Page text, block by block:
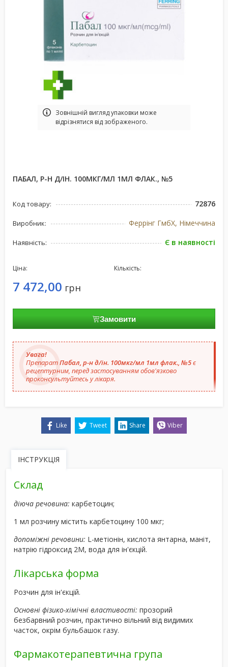
Зовнішній вигляд упаковки може
відрізнятися від зображеного.
ПАБАЛ, Р-Н Д/ІН. 100МКГ/МЛ 1МЛ ФЛАК., №5
Код товару: 72876
Виробник: Феррінг ГмбХ, Німеччина
Наявність: Є в наявності
Ціна:
7 472,00 грн
Кількість:
Замовити
Увага!
ПрепаратПабал, р-н д/ін. 100мкг/мл 1мл флак., №5є
рецептурним, перед застосуванням обов'язково
проконсультуйтесь у лікаря.
Like Tweet Share Viber
ІНСТРУКЦІЯ
Склад
діюча речовина: карбетоцин;
1 мл розчину містить карбетоцину 100 мкг;
допоміжні речовини: L-метіонін, кислота янтарна, маніт,
натрію гідроксид 2М, вода для ін'єкцій.
Лікарська форма
Розчин для ін'єкцій.
Основні фізико-хімічні властивості: прозорий
безбарвний розчин, практично вільний від видимих
часток, окрім бульбашок газу.
Фармакотерапевтична група